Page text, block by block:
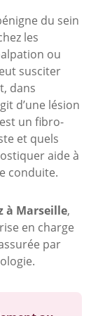
du sein
les
ou
susciter
dans
d’une lésion
un fibro-
et quels
aide à
conduite.
à Marseille,
en charge
par